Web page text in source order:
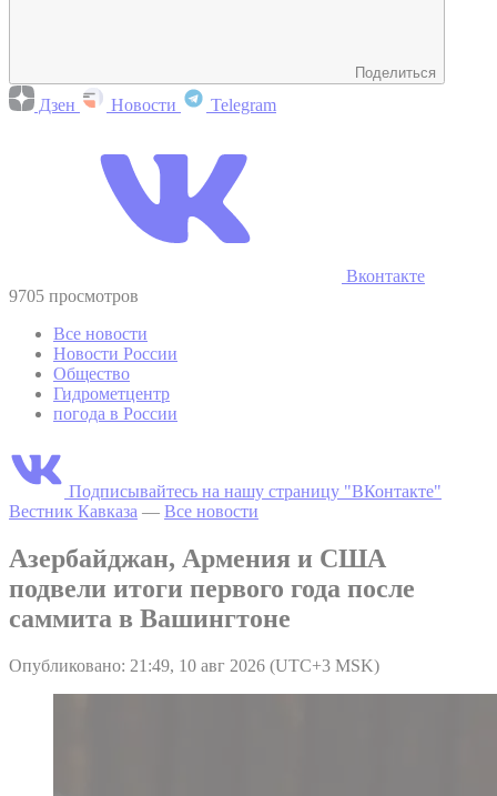
Поделиться
Дзен Новости Telegram
Вконтакте
9705 просмотров
Все новости
Новости России
Общество
Гидрометцентр
погода в России
Подписывайтесь на нашу страницу "ВКонтакте"
Вестник Кавказа — Все новости
Азербайджан, Армения и США
подвели итоги первого года после
саммита в Вашингтоне
Опубликовано: 21:49, 10 авг 2026 (UTC+3 MSK)